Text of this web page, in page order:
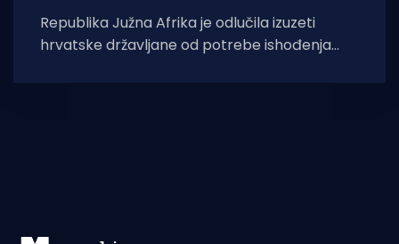
Republika Južna Afrika je odlučila izuzeti
hrvatske državljane od potrebe ishođenja
Ministarstvo